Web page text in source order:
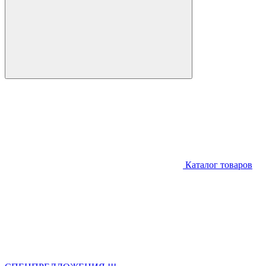
Каталог товаров